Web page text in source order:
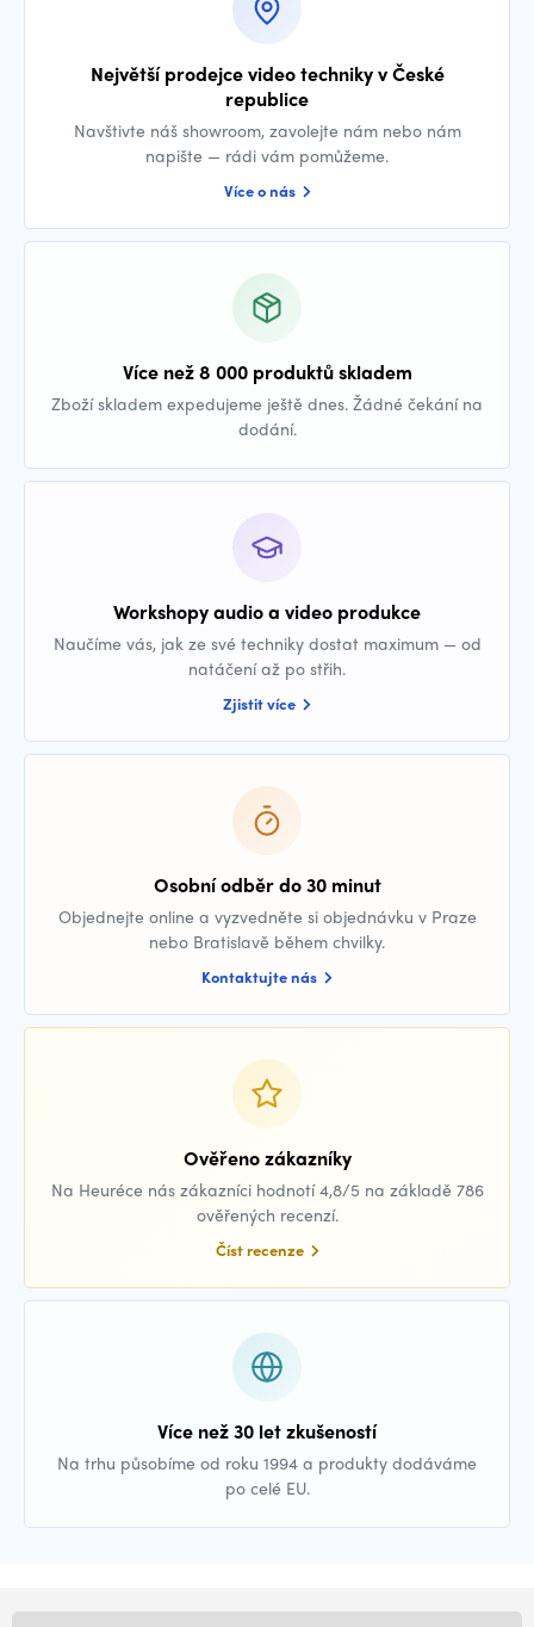
Největší prodejce video techniky v České
republice
Navštivte náš showroom, zavolejte nám nebo nám
napište — rádi vám pomůžeme.
Více o nás
Více než 8 000 produktů skladem
Zboží skladem expedujeme ještě dnes. Žádné čekání na
dodání.
Workshopy audio a video produkce
Naučíme vás, jak ze své techniky dostat maximum — od
natáčení až po střih.
Zjistit více
Osobní odběr do 30 minut
Objednejte online a vyzvedněte si objednávku v Praze
nebo Bratislavě během chvilky.
Kontaktujte nás
Ověřeno zákazníky
Na Heuréce nás zákazníci hodnotí 4,8/5 na základě 786
ověřených recenzí.
Číst recenze
Více než 30 let zkušeností
Na trhu působíme od roku 1994 a produkty dodáváme
po celé EU.